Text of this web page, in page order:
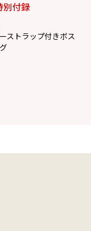
別付録
ストラップ付きボス